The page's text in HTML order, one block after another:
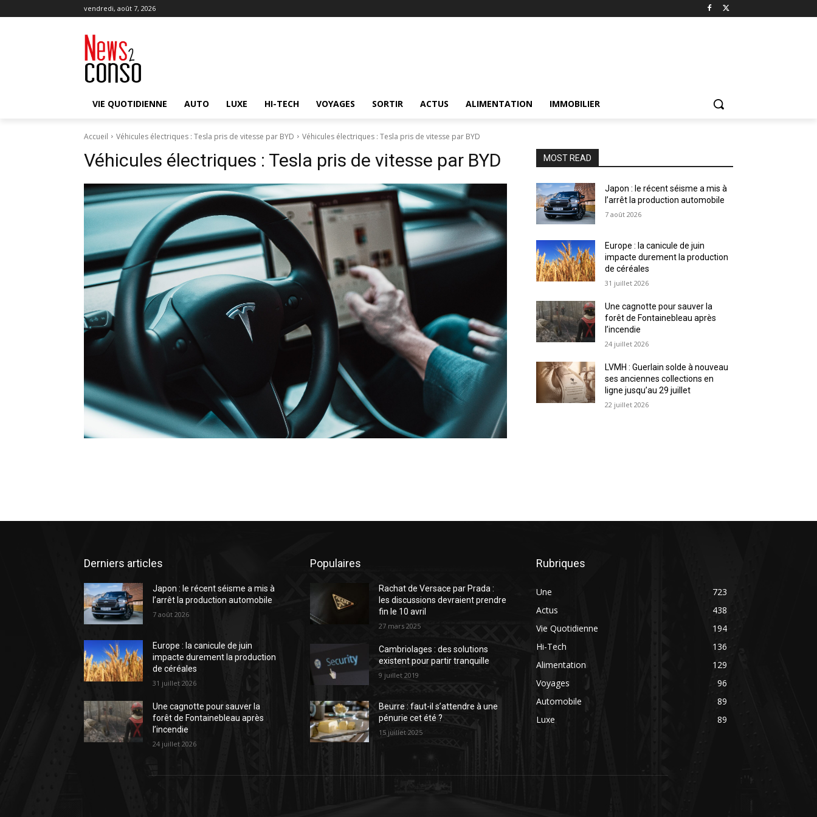
vendredi, août 7, 2026
VIE QUOTIDIENNE AUTO LUXE HI-TECH VOYAGES SORTIR ACTUS ALIMENTATION IMMOBILIER
Accueil Véhicules électriques : Tesla pris de vitesse par BYD Véhicules électriques : Tesla pris de vitesse par BYD
Véhicules électriques : Tesla pris de vitesse par BYD MOST READ
Japon : le récent séisme a mis à
l’arrêt la production automobile
7 août 2026
Europe : la canicule de juin
impacte durement la production
de céréales
31 juillet 2026
Une cagnotte pour sauver la
forêt de Fontainebleau après
l’incendie
24 juillet 2026
LVMH : Guerlain solde à nouveau
ses anciennes collections en
ligne jusqu’au 29 juillet
22 juillet 2026
Derniers articles
Japon : le récent séisme a mis à
l’arrêt la production automobile
7 août 2026
Europe : la canicule de juin
impacte durement la production
de céréales
31 juillet 2026
Une cagnotte pour sauver la
forêt de Fontainebleau après
l’incendie
24 juillet 2026
Populaires
Rachat de Versace par Prada :
les discussions devraient prendre
fin le 10 avril
27 mars 2025
Cambriolages : des solutions
existent pour partir tranquille
9 juillet 2019
Beurre : faut-il s’attendre à une
pénurie cet été ?
15 juillet 2025
Rubriques
Une
723
Actus
438
Vie Quotidienne
194
Hi-Tech
136
Alimentation
129
Voyages
96
Automobile
89
Luxe
89